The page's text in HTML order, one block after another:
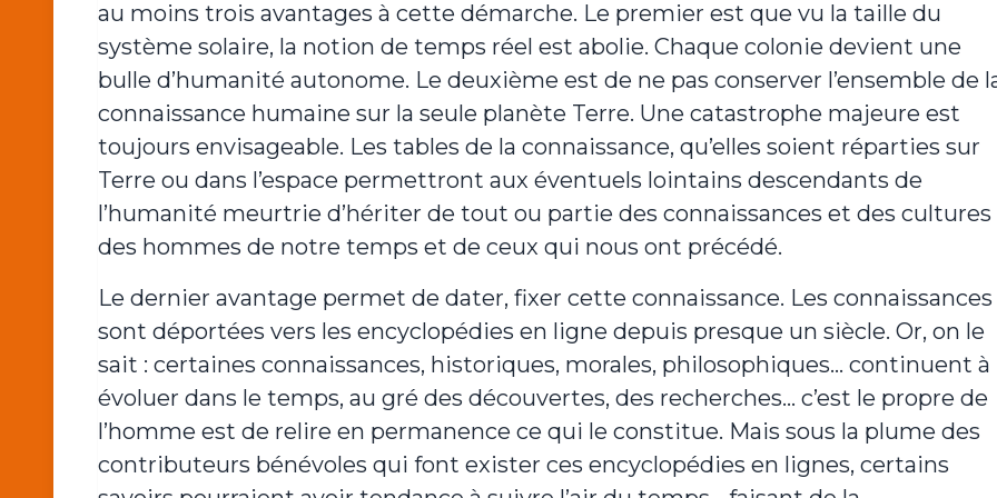
au moins trois avantages à cette démarche. Le premier est que vu la taille du
système solaire, la notion de temps réel est abolie. Chaque colonie devient une
bulle d’humanité autonome. Le deuxième est de ne pas conserver l’ensemble de
connaissance humaine sur la seule planète Terre. Une catastrophe majeure est
toujours envisageable. Les tables de la connaissance, qu’elles soient réparties sur
Terre ou dans l’espace permettront aux éventuels lointains descendants de
l’humanité meurtrie d’hériter de tout ou partie des connaissances et des cultures
des hommes de notre temps et de ceux qui nous ont précédé.
Le dernier avantage permet de dater, fixer cette connaissance. Les connaissances
sont déportées vers les encyclopédies en ligne depuis presque un siècle. Or, on le
sait : certaines connaissances, historiques, morales, philosophiques… continuent à
évoluer dans le temps, au gré des découvertes, des recherches… c’est le propre de
l’homme est de relire en permanence ce qui le constitue. Mais sous la plume des
contributeurs bénévoles qui font exister ces encyclopédies en lignes, certains